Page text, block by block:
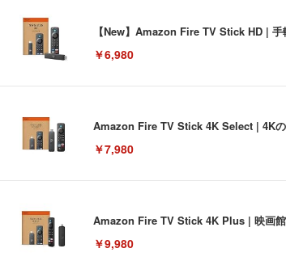
【New】Amazon Fire TV Stick HD |
￥6,980
Amazon Fire TV Stick 4K Select | 4K
￥7,980
Amazon Fire TV Stick 4K Plus | 映画
￥9,980